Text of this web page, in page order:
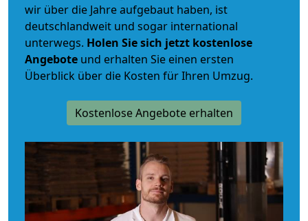
wir über die Jahre aufgebaut haben, ist
deutschlandweit und sogar international
unterwegs. Holen Sie sich jetzt kostenlose
Angebote und erhalten Sie einen ersten
Überblick über die Kosten für Ihren Umzug.
Kostenlose Angebote erhalten